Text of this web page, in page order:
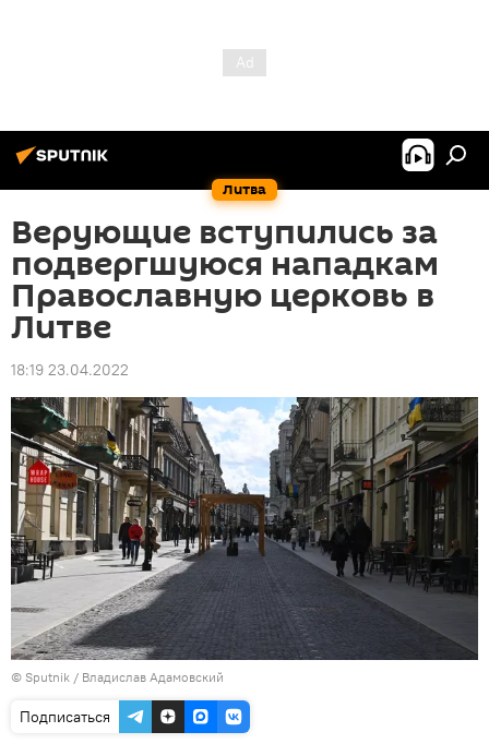
Литва
Верующие вступились за
подвергшуюся нападкам
Православную церковь в
Литве
18:19 23.04.2022
© Sputnik / Владислав Адамовский
Подписаться